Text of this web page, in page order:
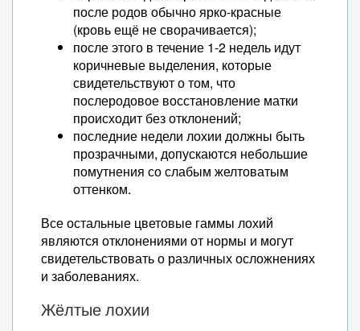
после родов обычно ярко-красные
(кровь ещё не сворачивается);
после этого в течение 1-2 недель идут
коричневые выделения, которые
свидетельствуют о том, что
послеродовое восстановление матки
происходит без отклонений;
последние недели лохии должны быть
прозрачными, допускаются небольшие
помутнения со слабым желтоватым
оттенком.
Все остальные цветовые гаммы лохий
являются отклонениями от нормы и могут
свидетельствовать о различных осложнениях
и заболеваниях.
Жёлтые лохии